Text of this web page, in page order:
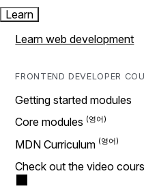
Learn
Learn web development
FRONTEND DEVELOPER
Getting started modules
Core modules
MDN Curriculum
Check out the video